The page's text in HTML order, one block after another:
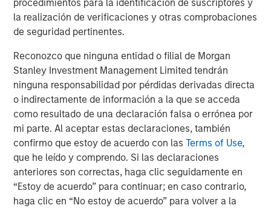
procedimientos para la identificación de suscriptores y
la realización de verificaciones y otras comprobaciones
de seguridad pertinentes.
Reconozco que ninguna entidad o filial de Morgan
Stanley Investment Management Limited tendrán
ninguna responsabilidad por pérdidas derivadas directa
o indirectamente de información a la que se acceda
como resultado de una declaración falsa o errónea por
mi parte. Al aceptar estas declaraciones, también
confirmo que estoy de acuerdo con lasTerms of Use,
que he leído y comprendo. Si las declaraciones
anteriores son correctas, haga clic seguidamente en
“Estoy de acuerdo” para continuar; en caso contrario,
haga clic en “No estoy de acuerdo” para volver a la
The Author
Aaron Sack
Managing Director
Featured Insights